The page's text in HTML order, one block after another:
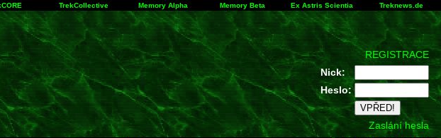
TrekCollective Memory Alpha Memory Beta Ex Astris Scientia Treknews.de
REGISTRACE
Nick:
Heslo:
Zaslání hesla